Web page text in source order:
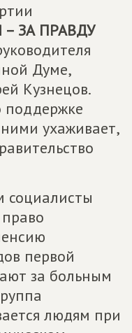
ЗА ПРАВДУ
Думе,
Кузнецов.
поддержке
ухаживает,
социалисты
первой
за больным
людям при